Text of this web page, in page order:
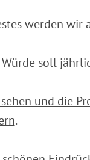
werden wir
Würde soll
und die
.